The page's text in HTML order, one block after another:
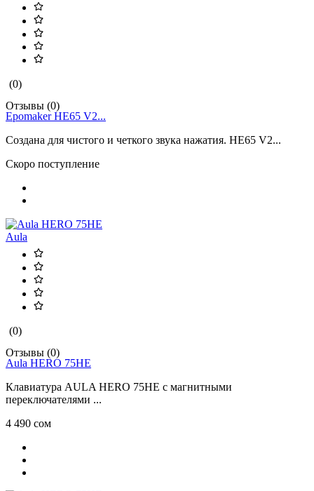
(0)
Отзывы (0)
Epomaker HE65 V2...
Создана для чистого и четкого звука нажатия. HE65 V2...
Скоро поступление
Aula
(0)
Отзывы (0)
Aula HERO 75HE
Клавиатура AULA HERO 75HE с магнитными
переключателями ...
4 490 сом